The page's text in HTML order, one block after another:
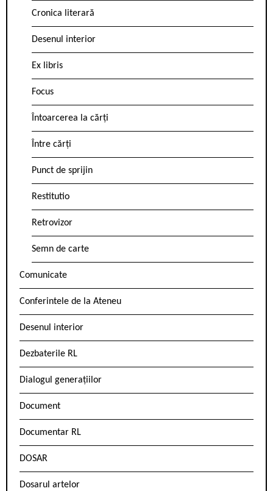
Cronica literară
Desenul interior
Ex libris
Focus
Întoarcerea la cărți
Între cărți
Punct de sprijin
Restitutio
Retrovizor
Semn de carte
Comunicate
Conferintele de la Ateneu
Desenul interior
Dezbaterile RL
Dialogul generațiilor
Document
Documentar RL
DOSAR
Dosarul artelor